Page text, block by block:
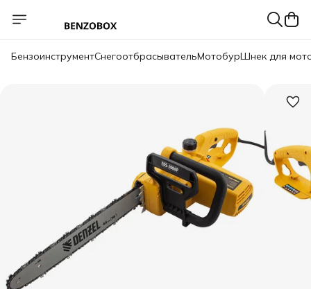
БензоинструментСнегоотбрасывательМотобурШнек для